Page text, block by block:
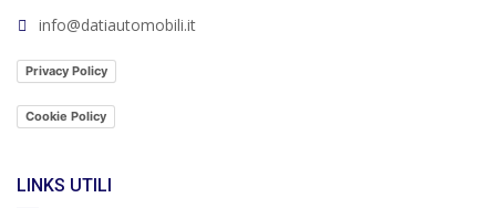
info@datiautomobili.it
Privacy Policy
Cookie Policy
LINKS UTILI